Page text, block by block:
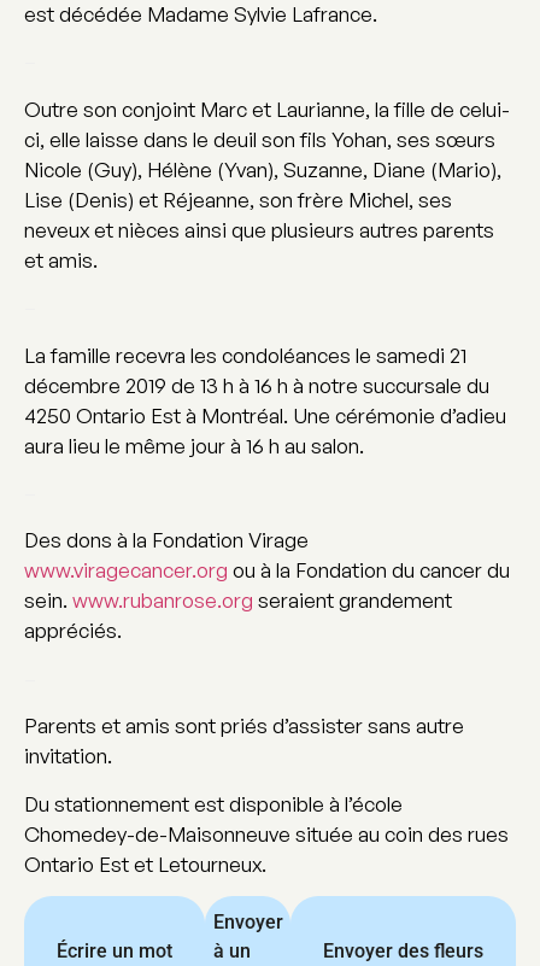
est décédée Madame Sylvie Lafrance.
Outre son conjoint Marc et Laurianne, la fille de celui-
ci, elle laisse dans le deuil son fils Yohan, ses sœurs
Nicole (Guy), Hélène (Yvan), Suzanne, Diane (Mario),
Lise (Denis) et Réjeanne, son frère Michel, ses
neveux et nièces ainsi que plusieurs autres parents
et amis.
La famille recevra les condoléances le samedi 21
décembre 2019 de 13 h à 16 h à notre succursale du
4250 Ontario Est à Montréal. Une cérémonie d’adieu
aura lieu le même jour à 16 h au salon.
Des dons à la Fondation Virage
www.viragecancer.org ou à la Fondation du cancer du
sein. www.rubanrose.org seraient grandement
appréciés.
Parents et amis sont priés d’assister sans autre
invitation.
Du stationnement est disponible à l’école
Chomedey-de-Maisonneuve située au coin des rues
Ontario Est et Letourneux.
Écrire un mot
Envoyer
à un
Envoyer des fleurs